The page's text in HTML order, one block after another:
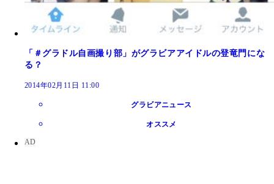
「＃グラドル自画撮り部」がグラビアアイドルの登竜門にな
る？
2014年02月11日 11:00
グラビアニュース
オススメ